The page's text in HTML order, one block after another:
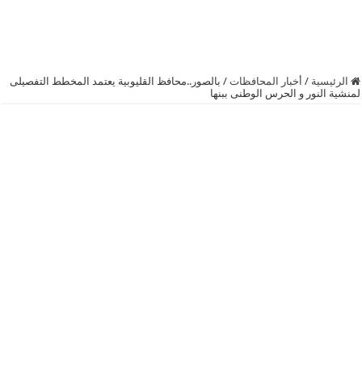
الرئيسية / أخبار المحافظات / بالصور..محافظ القليوبية يعتمد المخطط التفصيلى
لمنشية النور و الحرس الوطنى ببنها